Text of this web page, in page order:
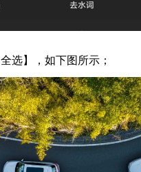
选】，如下图所示；